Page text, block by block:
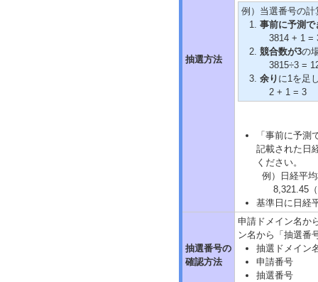
抽選方法
例）当選番号の計
事前に予測で
3814 + 1 =
競合数が3の
3815÷3 =
余り に1を足
2 + 1 = 3
「事前に予
記載された日
ください。
例）日経平
8,321.45（
基準日に日経
抽選番号の
確認方法
申請ドメイン名か
ン名から「抽選番
抽選ドメイン
申請番号
抽選番号